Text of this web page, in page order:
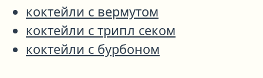
коктейли с вермутом
коктейли с трипл секом
коктейли с бурбоном